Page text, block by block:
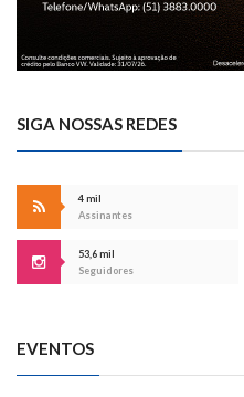
SIGA NOSSAS REDES
4 mil
Assinantes
53,6 mil
Seguidores
EVENTOS